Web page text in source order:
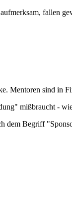
fallen
Mentoren sind in
mißbraucht -
Begriff